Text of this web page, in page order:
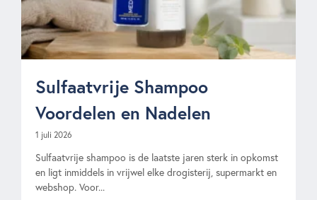
Sulfaatvrije Shampoo
Voordelen en Nadelen
1 juli 2026
Sulfaatvrije shampoo is de laatste jaren sterk in opkomst
en ligt inmiddels in vrijwel elke drogisterij, supermarkt en
webshop. Voor...